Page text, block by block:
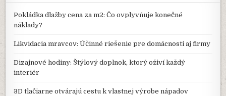
Pokládka dlažby cena za m2: Čo ovplyvňuje konečné
náklady?
Likvidacia mravcov: Účinné riešenie pre domácnosti aj firmy
Dizajnové hodiny: Štýlový doplnok, ktorý oživí každý
interiér
3D tlačiarne otvárajú cestu k vlastnej výrobe nápadov